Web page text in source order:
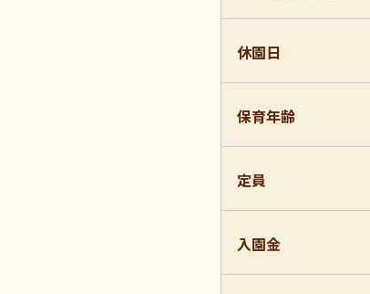
休園日
保育年齢
定員
入園金